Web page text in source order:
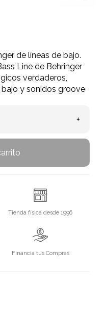
de líneas de bajo.
Line de Behringer
verdaderos,
y sonidos groove
+
Tienda física desde 1996
Financia tus Compras